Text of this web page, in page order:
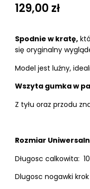
129,00 zł
Spodnie w kratę,
się oryginalny
Model jest luźny,
Wszyta gumka w
Z tyłu oraz przodu
Rozmiar
Długosc calkowita:
Dlugosc nogawki